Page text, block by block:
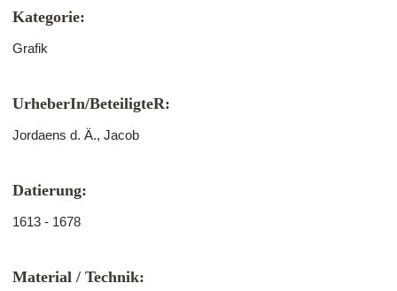
Kategorie:
Grafik
UrheberIn/BeteiligteR:
Jordaens d. Ä., Jacob
Datierung:
1613 - 1678
Material / Technik: